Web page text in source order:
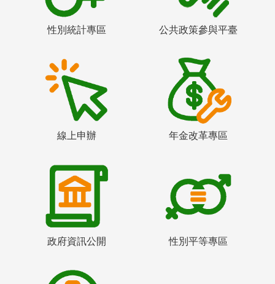
性別統計專區 公共政策參與平臺
線上申辦 年金改革專區
政府資訊公開 性別平等專區